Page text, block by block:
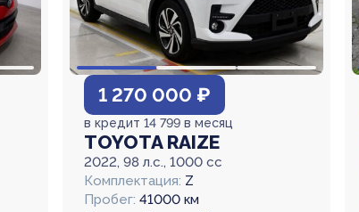
1 270 000 ₽
в кредит 14 799 в месяц
TOYOTA RAIZE
2022, 98 л.с., 1000 cc
Комплектация: Z
Пробег: 41000 км